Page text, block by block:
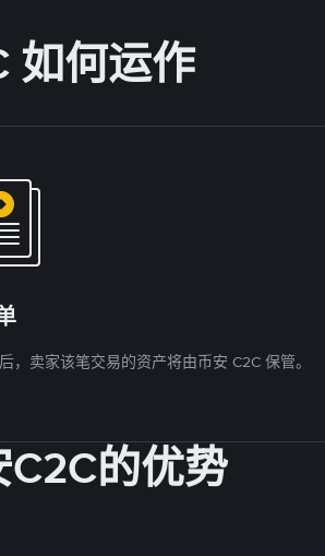
如何运作
，卖家该笔交易的资产将由币安 C2C 保管。
C2C的优势